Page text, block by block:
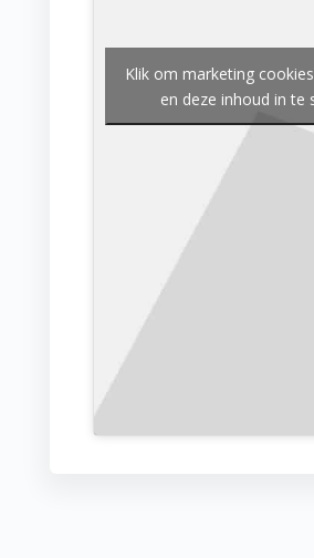
Klik om marketing
en deze inhoud in te